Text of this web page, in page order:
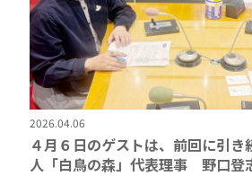
2026.04.06
４月６日のゲストは、前回に引き
人「白鳥の森」代表理事 野口登